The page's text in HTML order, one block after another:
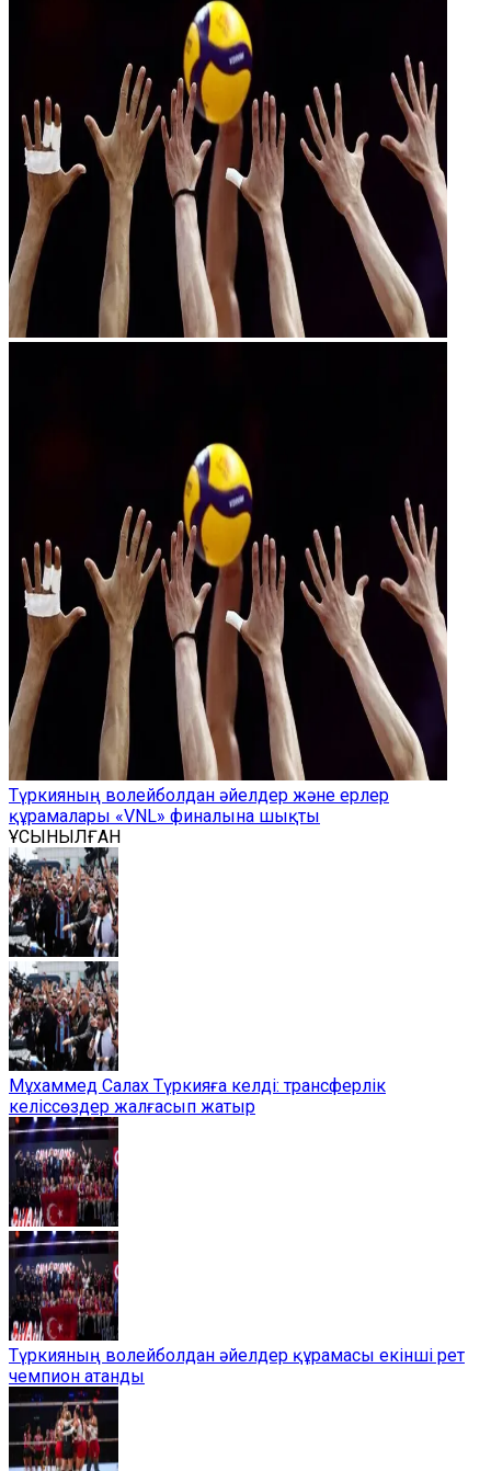
Түркияның волейболдан әйелдер және ерлер
құрамалары «VNL» финалына шықты
ҰСЫНЫЛҒАН
Мұхаммед Салах Түркияға келді: трансферлік
келіссөздер жалғасып жатыр
Түркияның волейболдан әйелдер құрамасы екінші рет
чемпион атанды